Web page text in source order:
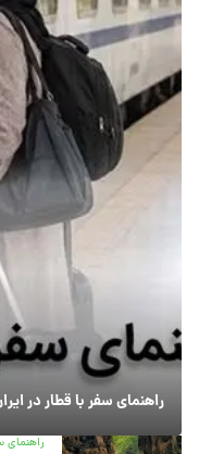
راهنمای سفر با قطار در
راهنمای